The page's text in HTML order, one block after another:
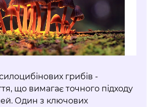
грибів -
що вимагає точного підходу
Один з ключових